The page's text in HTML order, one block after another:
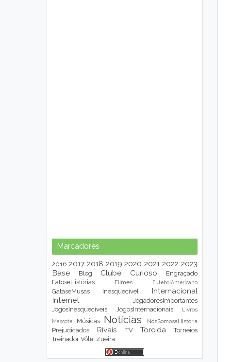
Marcadores
2016 2017 2018 2019 2020 2021 2022 2023
Base
Blog Clube Curioso
Engraçado
FatoseHistórias
Filmes FutebolAmericano
GataseMusas Inesquecível
Internacional
Internet
JogadoresImportantes
JogosInesquecíveis
JogosInternacionais Livros
Mascote Músicas Notícias NósSomosaHistória
Prejudicados Rivais TV Torcida
Torneios
Treinador Vôlei Zueira